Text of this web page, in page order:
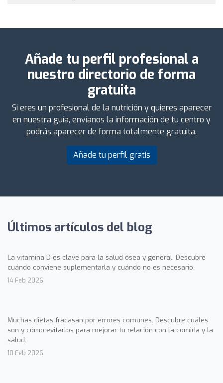
Añade tu perfil profesional a
nuestro directorio de forma
gratuita
Si eres un profesional de la nutrición y quieres aparecer
en nuestra guía, envíanos la información de tu centro y
podrás aparecer de forma totalmente gratuita.
Añade tu perfil gratis
Últimos artículos del blog
La vitamina D es clave para la salud ósea y general. Descubre
cuándo conviene suplementarla y cuándo no es necesario.
14 Feb 2026
Muchas dietas fracasan por errores comunes. Descubre cuáles
son y cómo evitarlos para mejorar tu relación con la comida y la
salud.
10 Feb 2026